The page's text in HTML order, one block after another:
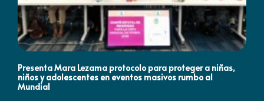
Presenta Mara Lezama protocolo para proteger a niñas,
niños y adolescentes en eventos masivos rumbo al
Mundial